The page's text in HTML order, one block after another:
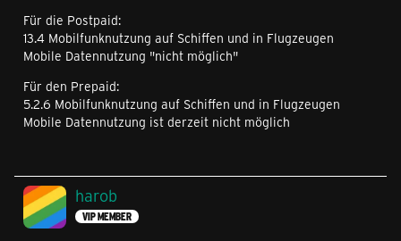
Für die Postpaid:
13.4 Mobilfunknutzung auf Schiffen und in Flugzeugen
Mobile Datennutzung "nicht möglich"
Für den Prepaid:
5.2.6 Mobilfunknutzung auf Schiffen und in Flugzeugen
Mobile Datennutzung ist derzeit nicht möglich
harob
VIP MEMBER